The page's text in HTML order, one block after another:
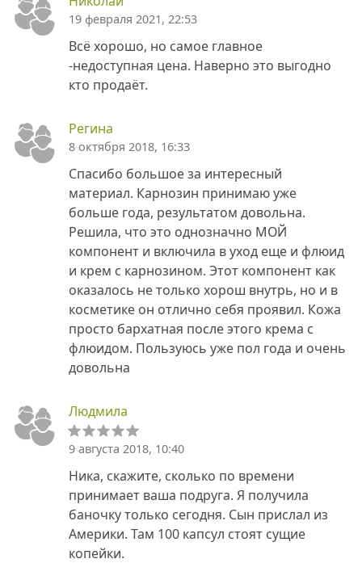
19 февраля 2021, 22:53
Всё хорошо, но самое главное
-недоступная цена. Наверно это выгодно
кто продаёт.
Регина
8 октября 2018, 16:33
Спасибо большое за интересный
материал. Карнозин принимаю уже
больше года, результатом довольна.
Решила, что это однозначно МОЙ
компонент и включила в уход еще и флюид
и крем с карнозином. Этот компонент как
оказалось не только хорош внутрь, но и в
косметике он отлично себя проявил. Кожа
просто бархатная после этого крема с
флюидом. Пользуюсь уже пол года и очень
довольна
Людмила
9 августа 2018, 10:40
Ника, скажите, сколько по времени
принимает ваша подруга. Я получила
баночку только сегодня. Сын прислал из
Америки. Там 100 капсул стоят сущие
копейки.